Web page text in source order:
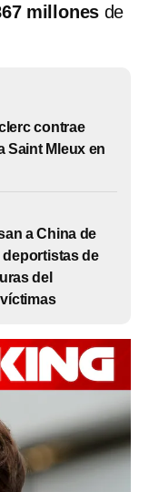
millones de
contrae
Saint Mleux en
a China de
deportistas de
del